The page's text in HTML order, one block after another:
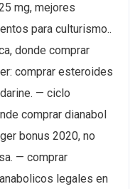
mg, mejores
para culturismo..
donde comprar
comprar esteroides
— ciclo
comprar dianabol
bonus 2020, no
— comprar
legales en